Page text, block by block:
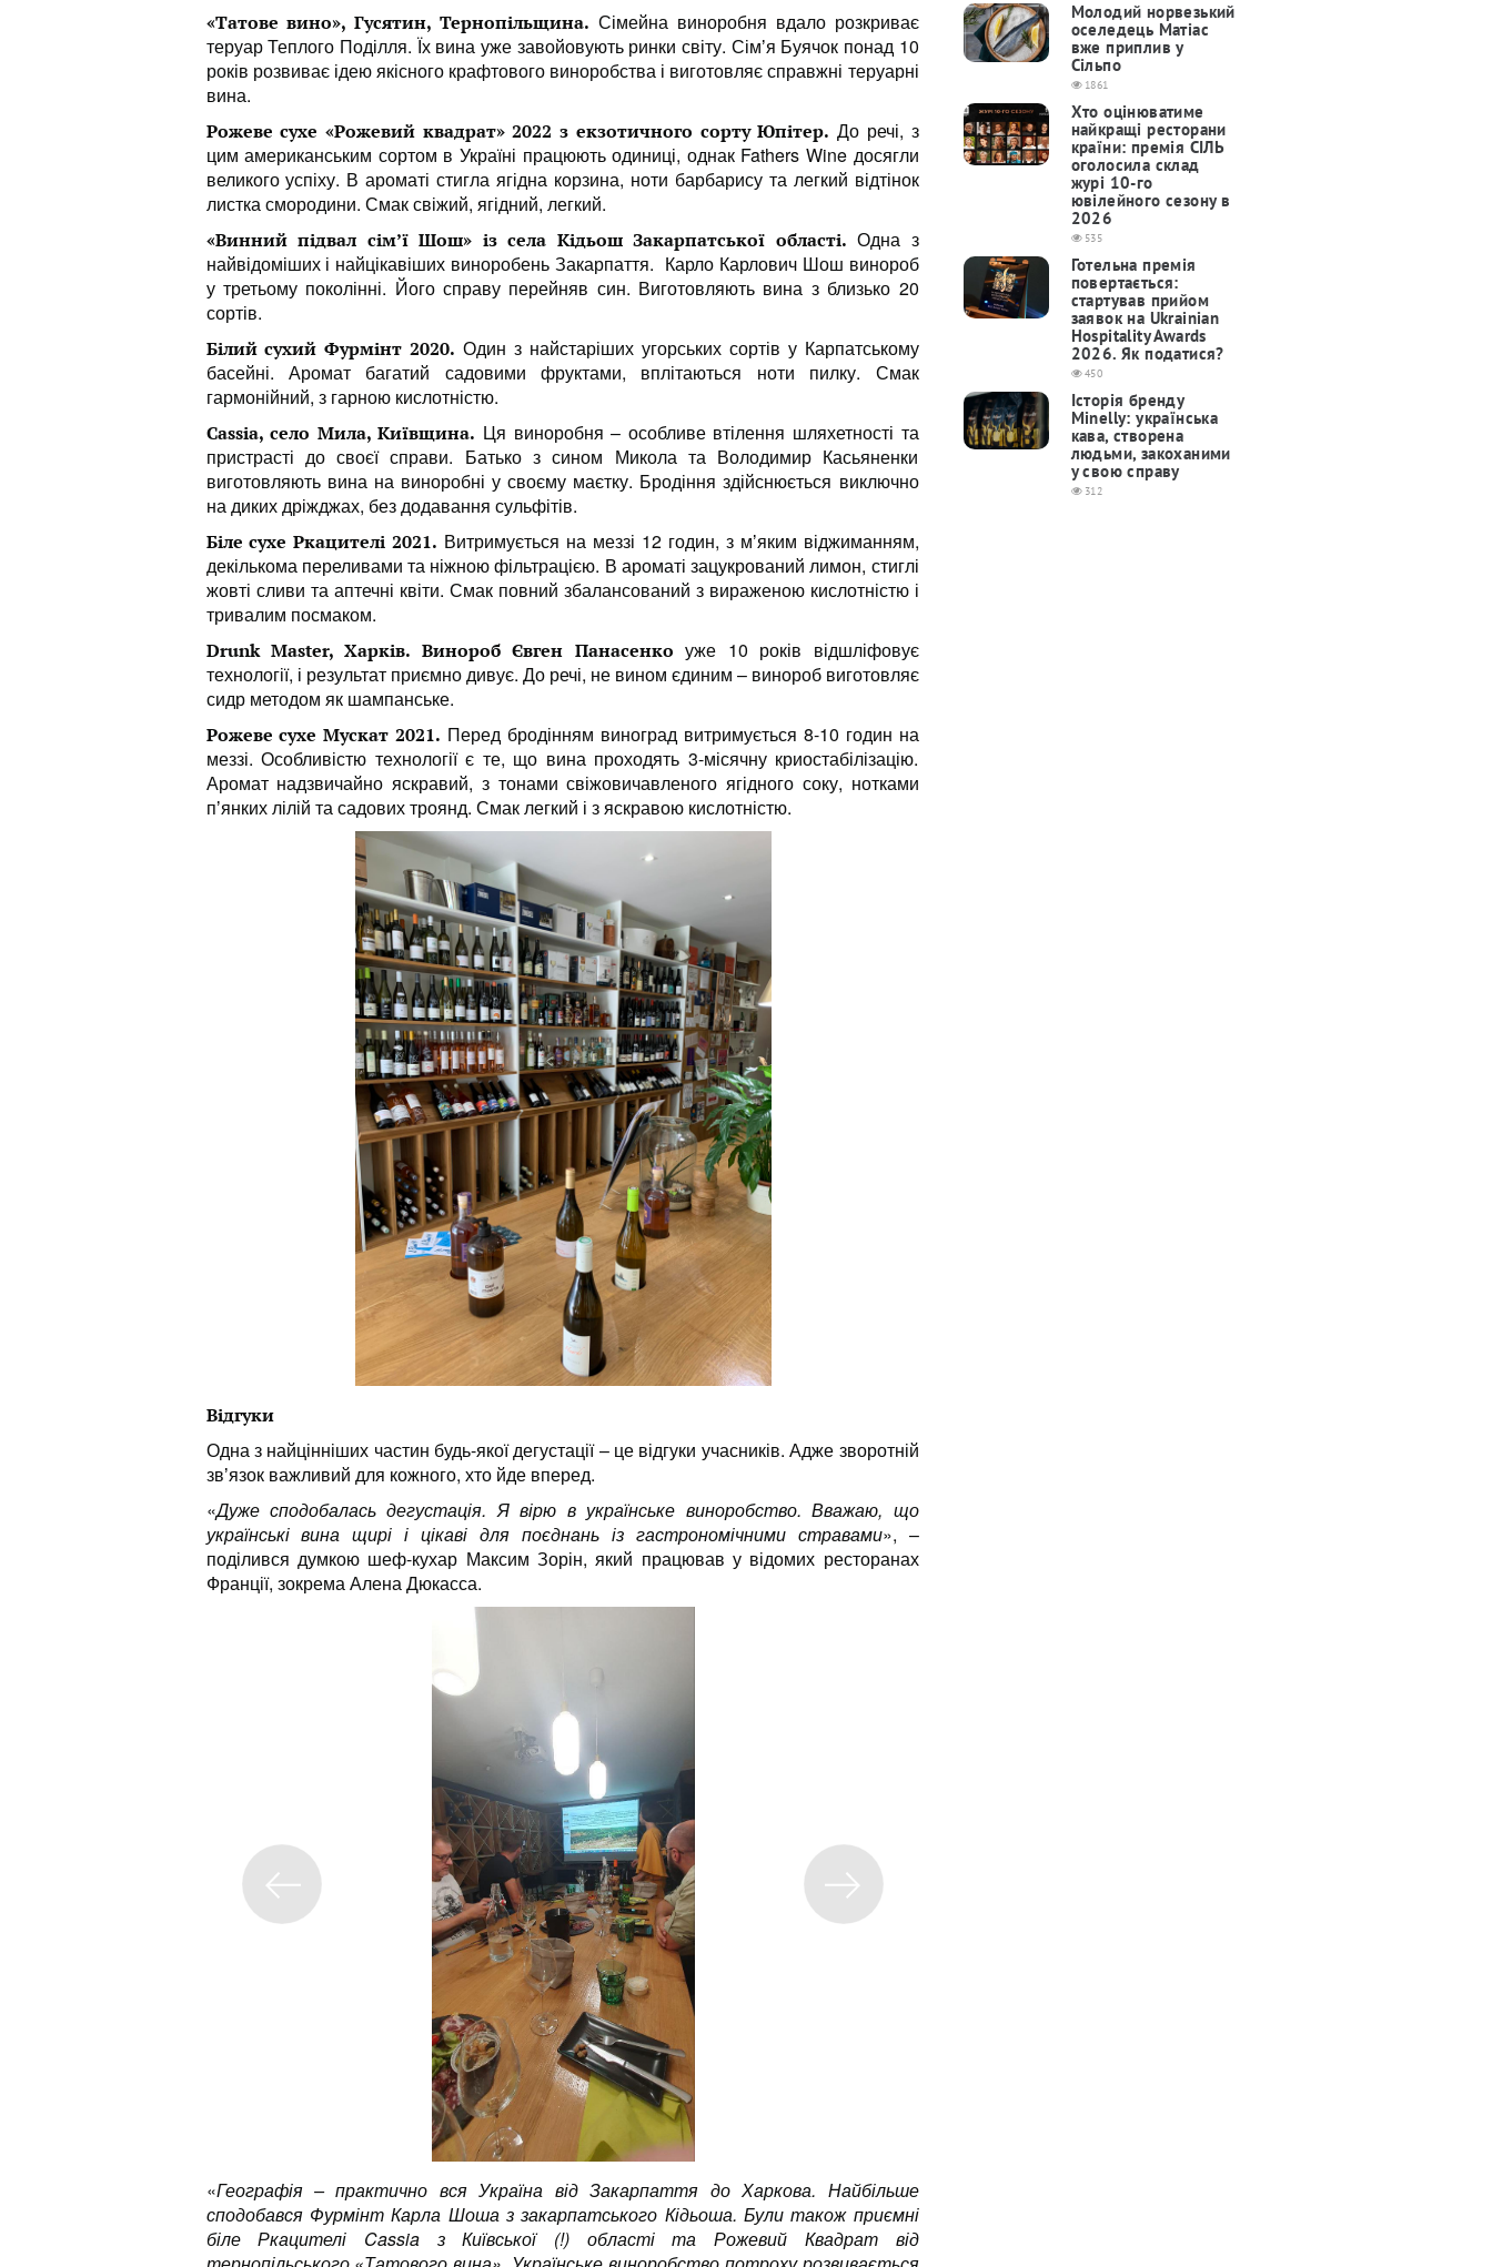
«Татове вино», Гусятин, Тернопільщина. Сімейна виноробня вдало розкриває
теруар Теплого Поділля. Їх вина уже завойовують ринки світу. Сімʼя Буячок понад 10
років розвиває ідею якісного крафтового виноробства і виготовляє справжні теруарні
вина.
Рожеве сухе «Рожевий квадрат» 2022 з екзотичного сорту Юпітер. До речі, з
цим американським сортом в Україні працюють одиниці, однак Fathers Wine досягли
великого успіху. В ароматі стигла ягідна корзина, ноти барбарису та легкий відтінок
листка смородини. Смак свіжий, ягідний, легкий.
«Винний підвал сім’ї Шош» із села Кідьош Закарпатської області. Одна з
найвідоміших і найцікавіших виноробень Закарпаття. Карло Карлович Шош винороб
у третьому поколінні. Його справу перейняв син. Виготовляють вина з близько 20
сортів.
Білий сухий Фурмінт 2020. Один з найстаріших угорських сортів у Карпатському
басейні. Аромат багатий садовими фруктами, вплітаються ноти пилку. Смак
гармонійний, з гарною кислотністю.
Cassia, село Мила, Київщина. Ця виноробня – особливе втілення шляхетності та
пристрасті до своєї справи. Батько з сином Микола та Володимир Касьяненки
виготовляють вина на виноробні у своєму маєтку. Бродіння здійснюється виключно
на диких дріжджах, без додавання сульфітів.
Біле сухе Ркацителі 2021. Витримується на меззі 12 годин, з мʼяким віджиманням,
декількома переливами та ніжною фільтрацією. В ароматі зацукрований лимон, стиглі
жовті сливи та аптечні квіти. Смак повний збалансований з вираженою кислотністю і
тривалим посмаком.
Drunk Master, Харків. Винороб Євген Панасенко уже 10 років відшліфовує
технології, і результат приємно дивує. До речі, не вином єдиним – винороб виготовляє
сидр методом як шампанське.
Рожеве сухе Мускат 2021. Перед бродінням виноград витримується 8-10 годин на
меззі. Особливістю технології є те, що вина проходять 3-місячну криостабілізацію.
Аромат надзвичайно яскравий, з тонами свіжовичавленого ягідного соку, нотками
пʼянких лілій та садових троянд. Смак легкий і з яскравою кислотністю.
Відгуки
Одна з найцінніших частин будь-якої дегустації – це відгуки учасників. Адже зворотній
звʼязок важливий для кожного, хто йде вперед.
«Дуже сподобалась дегустація. Я вірю в українське виноробство. Вважаю, що
українські вина щирі і цікаві для поєднань із гастрономічними стравами», –
поділився думкою шеф-кухар Максим Зорін, який працював у відомих ресторанах
Франції, зокрема Алена Дюкасса.
«Географія – практично вся Україна від Закарпаття до Харкова. Найбільше
сподобався Фурмінт Карла Шоша з закарпатського Кідьоша. Були також приємні
біле Ркацителі Cassia з Київської (!) області та Рожевий Квадрат від
Молодий норвезький
оселедець Матіас
вже приплив у
Сільпо
1861
Хто оцінюватиме
найкращі ресторани
країни: премія СІЛЬ
оголосила склад
журі 10-го
ювілейного сезону в
2026
535
Готельна премія
повертається:
cтартував прийом
заявок на Ukrainian
Hospitality Awards
2026. Як податися?
450
Історія бренду
Minelly: українська
кава, створена
людьми, закоханими
у свою справу
312